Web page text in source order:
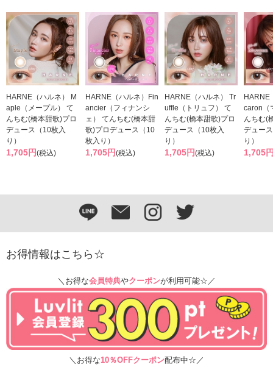
HARNE（ハルネ） M
aple（メープル） て
んちむ(橋本甜歌)プロ
デュース（10枚入
り）
1,705円(税込)
HARNE（ハルネ）Fin
ancier（フィナンシ
ェ） てんちむ(橋本甜
歌)プロデュース（10
枚入り）
1,705円(税込)
HARNE（ハルネ） Tr
uffle（トリュフ） て
んちむ(橋本甜歌)プロ
デュース（10枚入
り）
1,705円(税込)
HARNE
caron（
んちむ(
デュー
り）
1,705
お得情報はこちら☆
＼お得な会員特典やクーポンが利用可能☆／
＼お得な10％OFFクーポン配布中☆／